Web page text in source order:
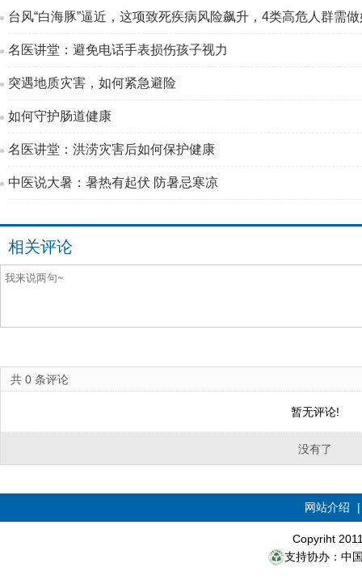
台风“白海豚”逼近，这项致死疾病风险飙升，4类高危人群需
名医讲堂：避免电话手表损伤孩子视力
突遇地质灾害，如何紧急避险
如何守护肠道健康
名医讲堂：洪涝灾害后如何保护健康
中医说大暑：暑热有起伏 防暑忌寒凉
相关评论
共 0 条评论
暂无评论!
没有了
网站介绍
Copyriht
支持协办：中